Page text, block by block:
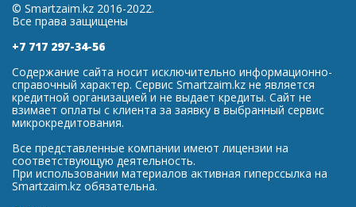
© Smartzaim.kz 2016-2022.
Все права защищены
+7 717 297-34-56
Содержание сайта носит исключительно информационно-
справочный характер. Сервис Smartzaim.kz не является
кредитной организацией и не выдает кредиты. Сайт не
взимает оплаты с клиента за заявку в выбранный сервис
микрокредитования.
Все представленные компании имеют лицензии на
соответствующую деятельность.
При использовании материалов активная гиперссылка на
Smartzaim.kz обязательна.